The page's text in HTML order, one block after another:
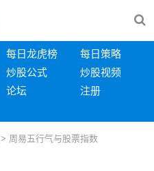
每日龙虎榜
每日策略
炒股公式
炒股视频
论坛
注册
> 周易五行气与股票指数